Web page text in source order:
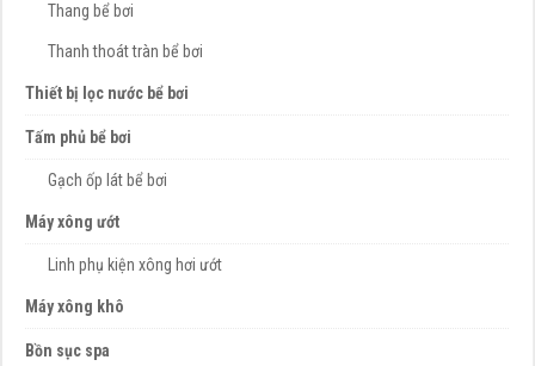
Thang bể bơi
Thanh thoát tràn bể bơi
Thiết bị lọc nước bể bơi
Tấm phủ bể bơi
Gạch ốp lát bể bơi
Máy xông ướt
Linh phụ kiện xông hơi ướt
Máy xông khô
Bồn sục spa